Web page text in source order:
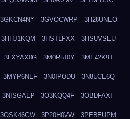
3GKCN4NY 3GVOCWRP 3H28UNEO
3HHJ1KQM 3HSTLPXX 3HSUVSEU
3LXYAX0G 3M0R5J0Y 3ME42K9J
3MYP6NEF 3N0IPODU 3N8UCE6Q
3NISGAEP 3O3KQQ4F 3OBDFAXI
3OSK46GW 3P20H0VW 3PEBEUPM